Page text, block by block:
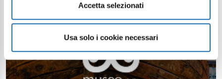
Accetta selezionati
Usa solo i cookie necessari